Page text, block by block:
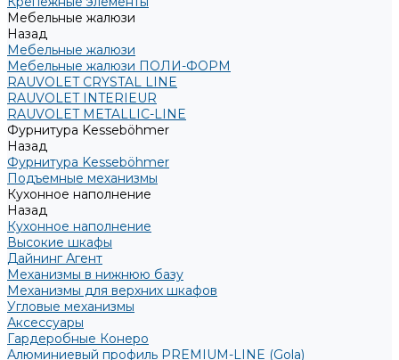
Мебельные жалюзи
Назад
Мебельные жалюзи
Мебельные жалюзи ПОЛИ-ФОРМ
RAUVOLET CRYSTAL LINE
RAUVOLET INTERIEUR
RAUVOLET METALLIC-LINE
Фурнитура Kesseböhmer
Назад
Фурнитура Kesseböhmer
Подъемные механизмы
Кухонное наполнение
Назад
Кухонное наполнение
Высокие шкафы
Дайнинг Агент
Механизмы в нижнюю базу
Механизмы для верхних шкафов
Угловые механизмы
Аксессуары
Гардеробные Конеро
Алюминиевый профиль PREMIUM-LINE (Gola)